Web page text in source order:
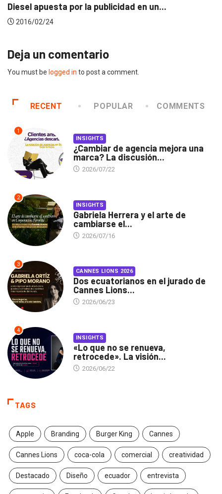
publicidad en un... Diesel apuesta por
Deja un comentario
You must be logged in to post a comment.
RECENT POPULAR COMMENTS
1
INSIGHTS
¿Cambiar de agencia mejora una
marca? La discusión...
2026/07/22
2
INSIGHTS
Gabriela Herrera y el arte de
cambiarse el...
2026/07/16
3
CANNES LIONS 2026
Dos ecuatorianos en el jurado de
Cannes Lions...
2026/06/23
4
INSIGHTS
«Lo que no se renueva,
retrocede». La visión...
2026/06/22
TAGS
Apple Branding Burger King Cannes
Cannes Lions coca-cola comercial creatividad
Destacado Diseño ecuador entrevista